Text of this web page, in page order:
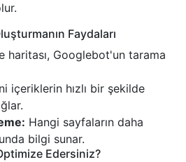
Faydaları
haritası, Googlebot'un tarama
içeriklerin hızlı bir şekilde
Hangi sayfaların daha
bilgi sunar.
Edersiniz?